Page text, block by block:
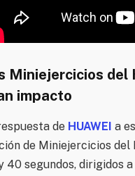
Miniejercicios del
impacto
de HUAWEI a
de Miniejercicios del
40 segundos, dirigidos